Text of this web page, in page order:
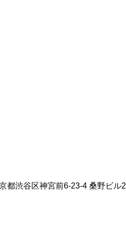
都渋谷区神宮前6-23-4 桑野ビル